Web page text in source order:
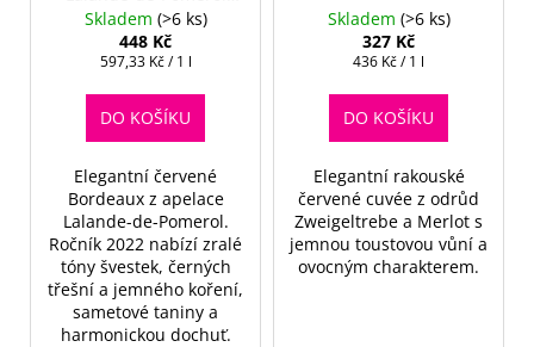
2022
Skladem (>6 ks)
448 Kč
Měrná
597,33 Kč / 1 l
DO KOŠÍKU
Elegantní červené
Bordeaux z apelace
Lalande-de-Pomerol.
Ročník 2022 nabízí zralé
tóny švestek, černých
třešní a jemného koření,
sametové taniny a
harmonickou dochuť.
Skladem (>6 ks)
327 Kč
Měrná
436 Kč / 1 l
DO KOŠÍKU
Elegantní rakouské
červené cuvée z odrůd
Zweigeltrebe a Merlot s
jemnou toustovou vůní a
ovocným charakterem.